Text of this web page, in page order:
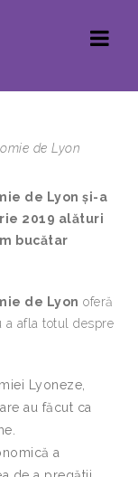
de Lyon
de Lyon și-a
2019 alături
bucătar
de Lyon oferă
afla totul despre
Lyoneze,
au făcut ca
a